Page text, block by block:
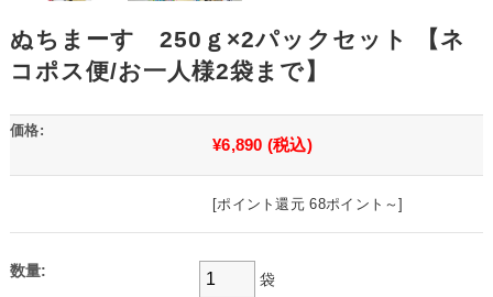
ぬちまーす 250ｇ×2パックセット 【ネ
コポス便/お一人様2袋まで】
価格:
¥6,890 (税込)
[ポイント還元 68ポイント～]
数量:
袋